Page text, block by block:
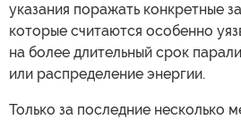
указания поражать конкретные
которые считаются особенно
на более длительный срок
или распределение энергии.
Только за последние несколько